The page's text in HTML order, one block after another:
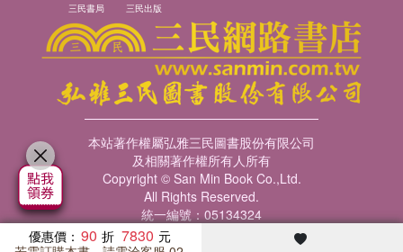
優惠價： 90 7830
三民書局 三民出版
本站著作權屬弘雅三民圖書股份有限公司
及相關著作權所有人所有
Copyright © San Min Book Co.,Ltd.
All Rights Reserved.
統一編號：05134324